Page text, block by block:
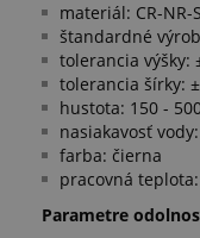
materiál: CR-NR-
štandardné
tolerancia výšky:
tolerancia šírky:
hustota: 150 -
nasiakavosť
farba: čierna
pracovná teplota:
Parametre